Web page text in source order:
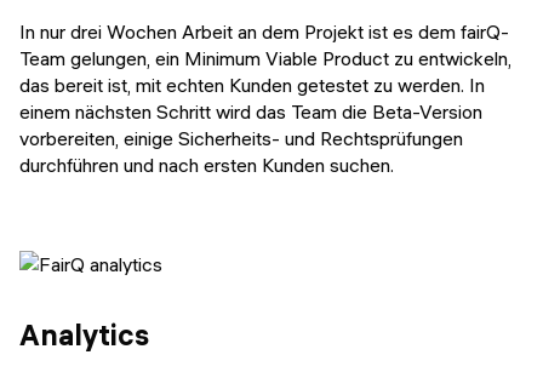
In nur drei Wochen Arbeit an dem Projekt ist es dem fairQ-
Team gelungen, ein Minimum Viable Product zu entwickeln,
das bereit ist, mit echten Kunden getestet zu werden. In
einem nächsten Schritt wird das Team die Beta-Version
vorbereiten, einige Sicherheits- und Rechtsprüfungen
durchführen und nach ersten Kunden suchen.
Analytics